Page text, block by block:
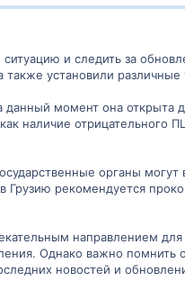
и следить за
установили
момент она открыта
наличие отрицательного
органы
рекомендуется
направлением
Однако важно
новостей и